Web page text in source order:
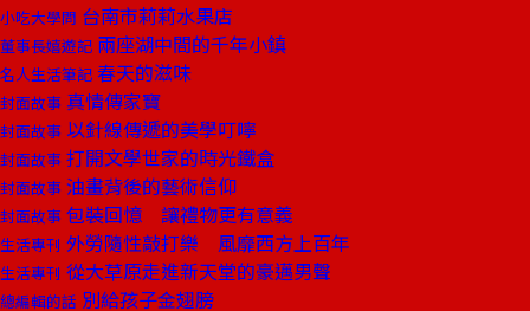
小吃大學問 台南市莉莉水果店
董事長嬉遊記 兩座湖中間的千年小鎮
名人生活筆記 春天的滋味
封面故事 真情傳家寶
封面故事 以針線傳遞的美學叮嚀
封面故事 打開文學世家的時光鐵盒
封面故事 油畫背後的藝術信仰
封面故事 包裝回憶 讓禮物更有意義
生活專刊 外勞隨性敲打樂 風靡西方上百年
生活專刊 從大草原走進新天堂的豪邁男聲
總編輯的話 別給孩子金翅膀